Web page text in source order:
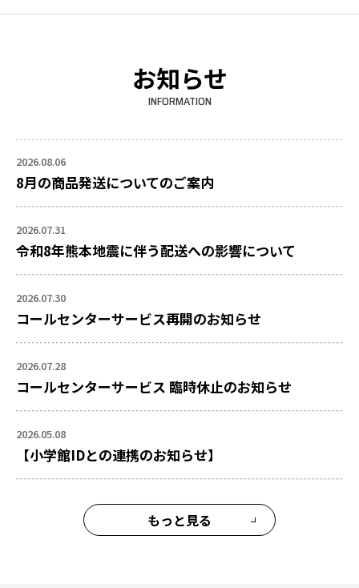
お知らせ
INFORMATION
2026.08.06
8月の商品発送についてのご案内
2026.07.31
令和8年熊本地震に伴う配送への影響について
2026.07.30
コールセンターサービス再開のお知らせ
2026.07.28
コールセンターサービス 臨時休止のお知らせ
2026.05.08
【小学館IDとの連携のお知らせ】
もっと見る